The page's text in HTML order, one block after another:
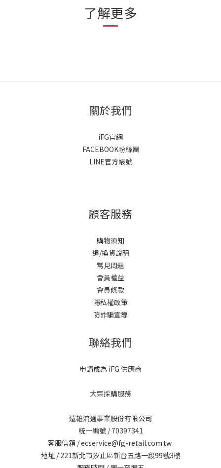
了解更多
關於我們
iFG官網
FACEBOOK粉絲團
LINE官方帳號
顧客服務
購物須知
退/換貨說明
常見問題
會員權益
會員條款
隱私權政策
防詐騙宣導
聯絡我們
申請成為 iFG 供應商
大宗採購服務
遠雄流通事業股份有限公司
統一編號 / 70397341
客服信箱 / ecservice@fg-retail.com.tw
地址 / 221新北市汐止區新台五路一段99號3樓